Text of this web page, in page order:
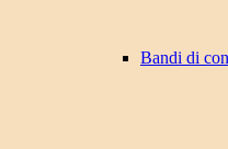
Bandi di